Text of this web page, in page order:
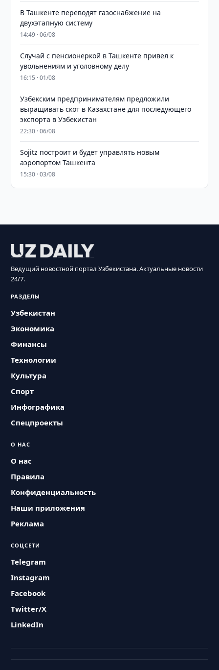
В Ташкенте переводят газоснабжение на
двухэтапную систему
14:49 · 06/08
Случай с пенсионеркой в Ташкенте привел к
увольнениям и уголовному делу
16:15 · 01/08
Узбекским предпринимателям предложили
выращивать скот в Казахстане для последующего
экспорта в Узбекистан
22:30 · 06/08
Sojitz построит и будет управлять новым
аэропортом Ташкента
15:30 · 03/08
Ведущий новостной портал Узбекистана. Актуальные новости
24/7.
РАЗДЕЛЫ
Узбекистан
Экономика
Финансы
Технологии
Культура
Спорт
Инфографика
Спецпроекты
О НАС
О нас
Правила
Конфиденциальность
Наши приложения
Реклама
СОЦСЕТИ
Telegram
Instagram
Facebook
Twitter/X
LinkedIn